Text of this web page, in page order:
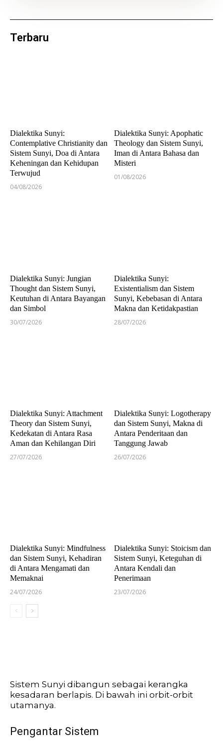
Terbaru
Dialektika Sunyi:
Contemplative Christianity dan
Sistem Sunyi, Doa di Antara
Keheningan dan Kehidupan
Terwujud
04/08/2026
Dialektika Sunyi: Apophatic
Theology dan Sistem Sunyi,
Iman di Antara Bahasa dan
Misteri
01/08/2026
Dialektika Sunyi: Jungian
Thought dan Sistem Sunyi,
Keutuhan di Antara Bayangan
dan Simbol
30/07/2026
Dialektika Sunyi:
Existentialism dan Sistem
Sunyi, Kebebasan di Antara
Makna dan Ketidakpastian
28/07/2026
Dialektika Sunyi: Attachment
Theory dan Sistem Sunyi,
Kedekatan di Antara Rasa
Aman dan Kehilangan Diri
27/07/2026
Dialektika Sunyi: Logotherapy
dan Sistem Sunyi, Makna di
Antara Penderitaan dan
Tanggung Jawab
26/07/2026
Dialektika Sunyi: Mindfulness
dan Sistem Sunyi, Kehadiran
di Antara Mengamati dan
Memaknai
24/07/2026
Dialektika Sunyi: Stoicism dan
Sistem Sunyi, Keteguhan di
Antara Kendali dan
Penerimaan
23/07/2026
Sistem Sunyi dibangun sebagai kerangka
kesadaran berlapis. Di bawah ini orbit-orbit
utamanya.
Pengantar Sistem